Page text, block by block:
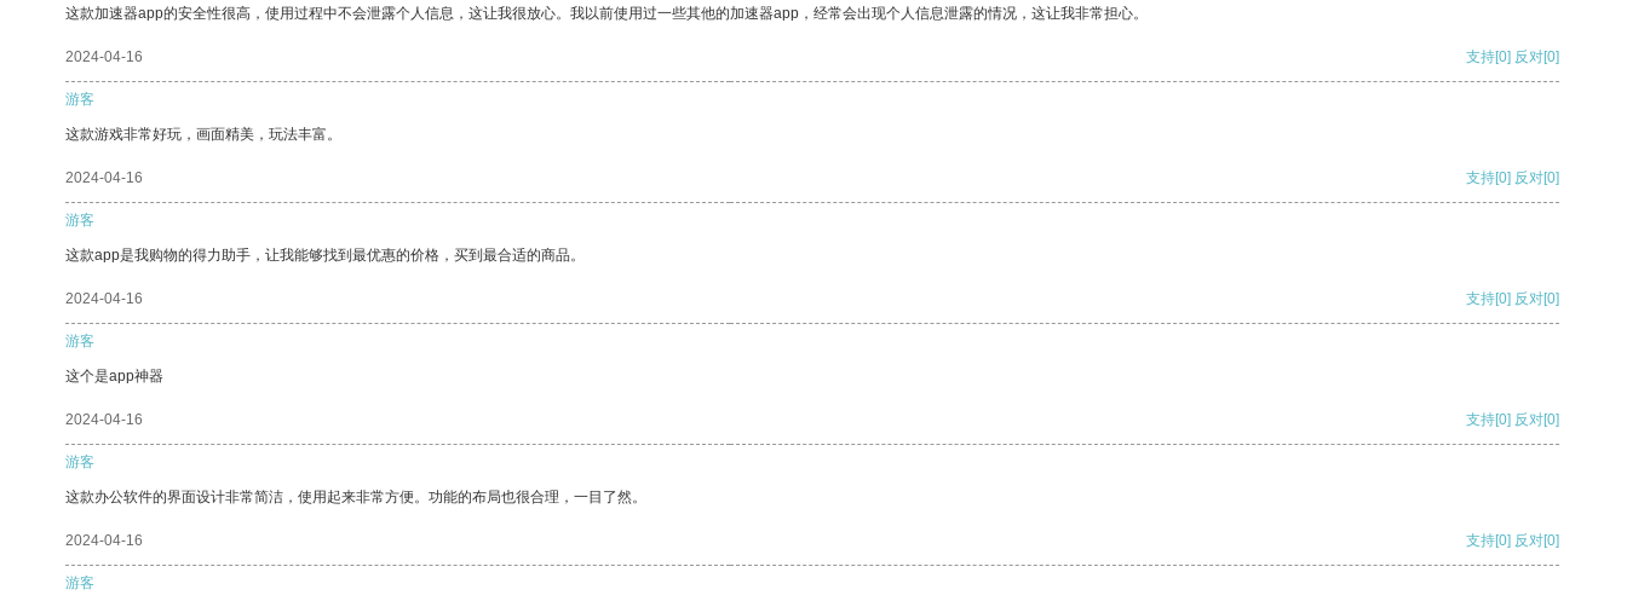
这款加速器app的安全性很高，使用过程中不会泄露个人信息，这让我很放心。我以前使用过一些其他的加速器app，经常会出现个人信息泄露的情况，这让我非常担心。
2024-04-16 支持[0] 反对[0]
游客
这款游戏非常好玩，画面精美，玩法丰富。
2024-04-16 支持[0] 反对[0]
游客
这款app是我购物的得力助手，让我能够找到最优惠的价格，买到最合适的商品。
2024-04-16 支持[0] 反对[0]
游客
这个是app神器
2024-04-16 支持[0] 反对[0]
游客
这款办公软件的界面设计非常简洁，使用起来非常方便。功能的布局也很合理，一目了然。
2024-04-16 支持[0] 反对[0]
游客